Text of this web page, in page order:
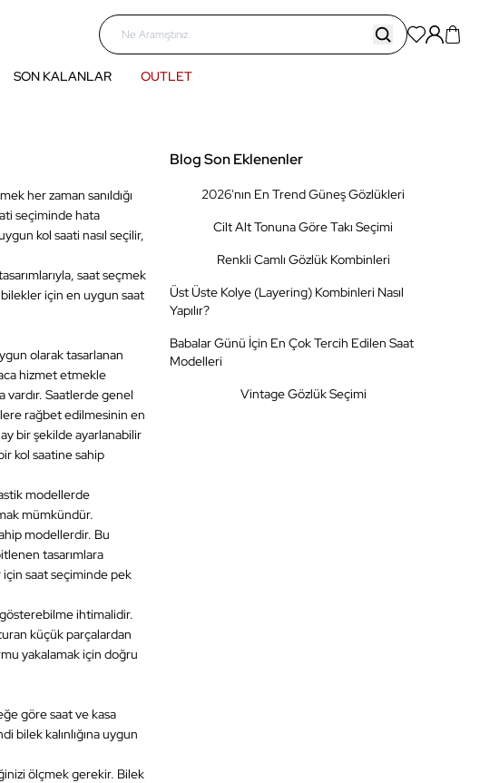
SON KALANLAR OUTLET
her zaman sanıldığı
seçiminde hata
kol saati nasıl seçilir,
saat seçmek
için en uygun saat
olarak tasarlanan
hizmet etmekle
vardır. Saatlerde genel
rağbet edilmesinin en
bir şekilde ayarlanabilir
kol saatine sahip
modellerde
mümkündür.
modellerdir. Bu
tasarımlara
saat seçiminde pek
ihtimalidir.
küçük parçalardan
yakalamak için doğru
göre saat ve kasa
bilek kalınlığına uygun
ölçmek gerekir. Bilek
Blog Son Eklenenler
2026'nın En Trend Güneş Gözlükleri
Cilt Alt Tonuna Göre Takı Seçimi
Renkli Camlı Gözlük Kombinleri
Üst Üste Kolye (Layering) Kombinleri Nasıl
Yapılır?
Babalar Günü İçin En Çok Tercih Edilen Saat
Modelleri
Vintage Gözlük Seçimi